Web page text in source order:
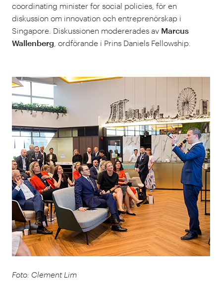
coordinating minister for social policies, för en
diskussion om innovation och entreprenörskap i
Singapore. Diskussionen modererades av Marcus
Wallenberg , ordförande i Prins Daniels Fellowship.
Foto: Clement Lim